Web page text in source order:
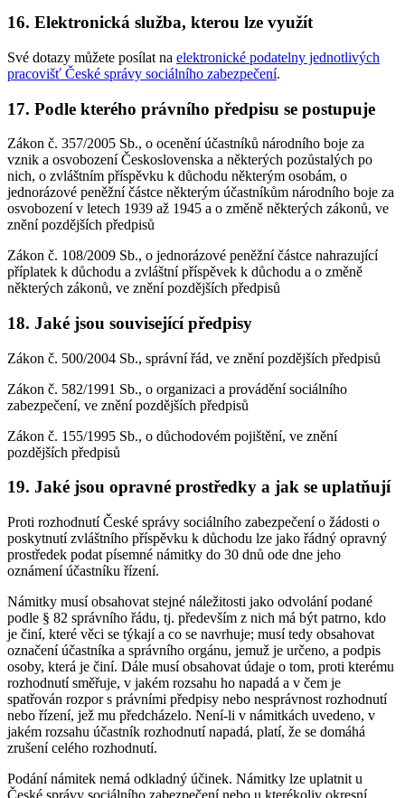
16. Elektronická služba, kterou lze využít
Své dotazy můžete posílat na elektronické podatelny jednotlivých
pracovišť České správy sociálního zabezpečení.
17. Podle kterého právního předpisu se postupuje
Zákon č. 357/2005 Sb., o ocenění účastníků národního boje za
vznik a osvobození Československa a některých pozůstalých po
nich, o zvláštním příspěvku k důchodu některým osobám, o
jednorázové peněžní částce některým účastníkům národního boje za
osvobození v letech 1939 až 1945 a o změně některých zákonů, ve
znění pozdějších předpisů
Zákon č. 108/2009 Sb., o jednorázové peněžní částce nahrazující
příplatek k důchodu a zvláštní příspěvek k důchodu a o změně
některých zákonů, ve znění pozdějších předpisů
18. Jaké jsou související předpisy
Zákon č. 500/2004 Sb., správní řád, ve znění pozdějších předpisů
Zákon č. 582/1991 Sb., o organizaci a provádění sociálního
zabezpečení, ve znění pozdějších předpisů
Zákon č. 155/1995 Sb., o důchodovém pojištění, ve znění
pozdějších předpisů
19. Jaké jsou opravné prostředky a jak se uplatňují
Proti rozhodnutí České správy sociálního zabezpečení o žádosti o
poskytnutí zvláštního příspěvku k důchodu lze jako řádný opravný
prostředek podat písemné námitky do 30 dnů ode dne jeho
oznámení účastníku řízení.
Námitky musí obsahovat stejné náležitosti jako odvolání podané
podle § 82 správního řádu, tj. především z nich má být patrno, kdo
je činí, které věci se týkají a co se navrhuje; musí tedy obsahovat
označení účastníka a správního orgánu, jemuž je určeno, a podpis
osoby, která je činí. Dále musí obsahovat údaje o tom, proti kterému
rozhodnutí směřuje, v jakém rozsahu ho napadá a v čem je
spatřován rozpor s právními předpisy nebo nesprávnost rozhodnutí
nebo řízení, jež mu předcházelo. Není-li v námitkách uvedeno, v
jakém rozsahu účastník rozhodnutí napadá, platí, že se domáhá
zrušení celého rozhodnutí.
Podání námitek nemá odkladný účinek. Námitky lze uplatnit u